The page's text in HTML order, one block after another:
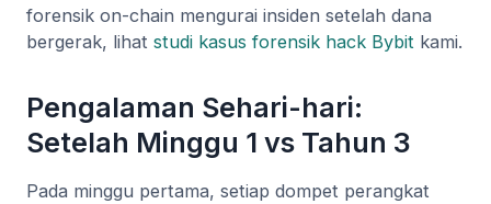
forensik on-chain mengurai insiden setelah dana
bergerak, lihat studi kasus forensik hack Bybit kami.
Pengalaman Sehari-hari:
Setelah Minggu 1 vs Tahun 3
Pada minggu pertama, setiap dompet perangkat